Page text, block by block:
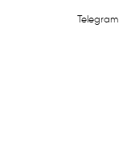
Telegram